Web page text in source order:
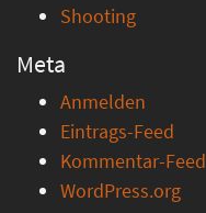
Shooting
Meta
Anmelden
Eintrags-Feed
Kommentar-Feed
WordPress.org